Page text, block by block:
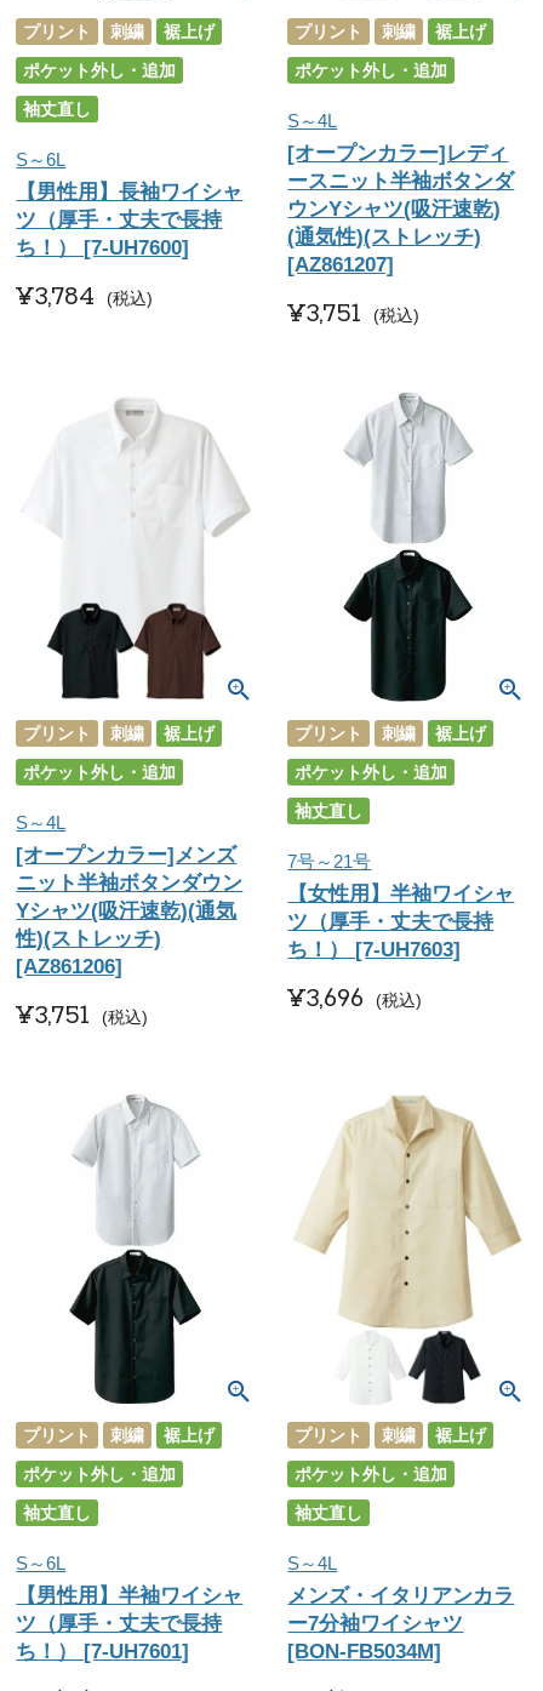
プリント 刺繍
裾上げ
ポケット外し・追加
袖丈直し
S～6L
【男性用】長袖ワイシャ
ツ（厚手・丈夫で長持
ち！） [7-UH7600]
¥3,784 税込
プリント 刺繍
裾上げ
ポケット外し・追加
S～4L
[オープンカラー]レディ
ースニット半袖ボタンダ
ウンYシャツ(吸汗速乾)
(通気性)(ストレッチ)
[AZ861207]
¥3,751 税込
プリント 刺繍
裾上げ
ポケット外し・追加
S～4L
[オープンカラー]メンズ
ニット半袖ボタンダウン
Yシャツ(吸汗速乾)(通気
性)(ストレッチ)
[AZ861206]
¥3,751 税込
プリント 刺繍
裾上げ
ポケット外し・追加
袖丈直し
7号～21号
【女性用】半袖ワイシャ
ツ（厚手・丈夫で長持
ち！） [7-UH7603]
¥3,696 税込
プリント 刺繍
裾上げ
ポケット外し・追加
袖丈直し
S～6L
【男性用】半袖ワイシャ
ツ（厚手・丈夫で長持
ち！） [7-UH7601]
プリント 刺繍
裾上げ
ポケット外し・追加
袖丈直し
S～4L
メンズ・イタリアンカラ
ー7分袖ワイシャツ
[BON-FB5034M]